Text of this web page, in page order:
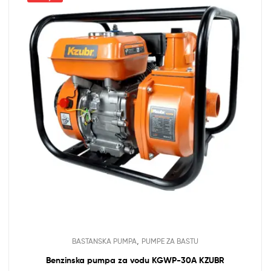
BASTANSKA PUMPA, PUMPE ZA BASTU
Benzinska pumpa za vodu KGWP-30A KZUBR